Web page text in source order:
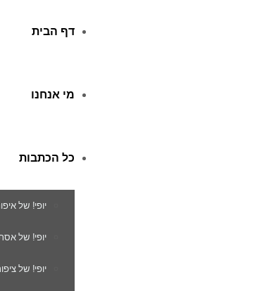
דף הבית
מי אנחנו
כל הכתבות
יופי! של
יופי! של
יופי! של